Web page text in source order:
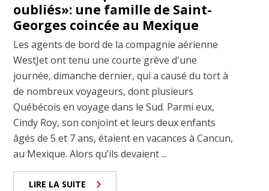
oubliés»: une famille de Saint-
Georges coincée au Mexique
Les agents de bord de la compagnie aérienne
WestJet ont tenu une courte grève d'une
journée, dimanche dernier, qui a causé du tort à
de nombreux voyageurs, dont plusieurs
Québécois en voyage dans le Sud. Parmi eux,
Cindy Roy, son conjoint et leurs deux enfants
âgés de 5 et 7 ans, étaient en vacances à Cancun,
au Mexique. Alors qu’ils devaient ...
LIRE LA SUITE